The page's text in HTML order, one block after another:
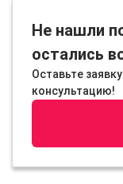
Не нашли
остались
Оставьте
консультацию!